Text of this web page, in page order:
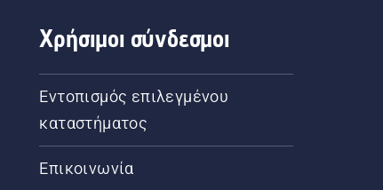
Χρήσιμοι σύνδεσμοι
Εντοπισμός επιλεγμένου
καταστήματος
Επικοινωνία